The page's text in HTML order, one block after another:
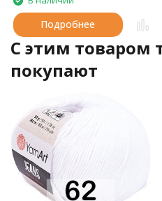
Подробнее
C этим товаром
покупают